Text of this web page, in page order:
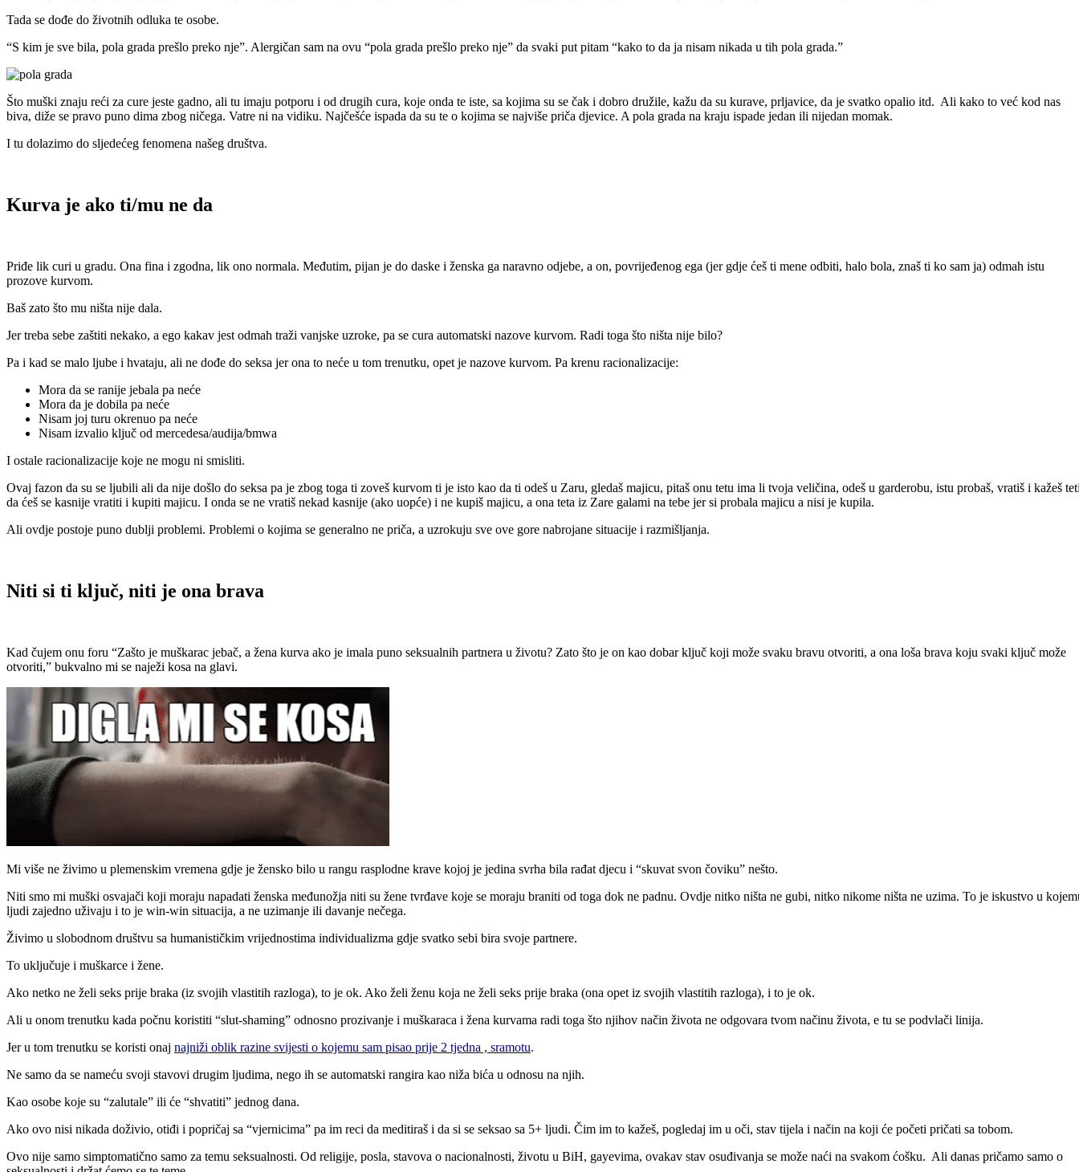
Tada se dođe do životnih odluka te osobe.
“S kim je sve bila, pola grada prešlo preko nje”. Alergičan sam na ovu “pola grada prešlo preko nje” da svaki put pitam “kako to da ja nisam nikada u tih pola grada.”
Što muški znaju reći za cure jeste gadno, ali tu imaju potporu i od drugih cura, koje onda te iste, sa kojima su se čak i dobro družile, kažu da su kurave, prljavice, da je svatko opalio itd. Ali kako to već kod nas
biva, diže se pravo puno dima zbog ničega. Vatre ni na vidiku. Najčešće ispada da su te o kojima se najviše priča djevice. A pola grada na kraju ispade jedan ili nijedan momak.
I tu dolazimo do sljedećeg fenomena našeg društva.
Kurva je ako ti/mu ne da
Priđe lik curi u gradu. Ona fina i zgodna, lik ono normala. Međutim, pijan je do daske i ženska ga naravno odjebe, a on, povrijeđenog ega (jer gdje ćeš ti mene odbiti, halo bola, znaš ti ko sam ja) odmah istu
prozove kurvom.
Baš zato što mu ništa nije dala.
Jer treba sebe zaštiti nekako, a ego kakav jest odmah traži vanjske uzroke, pa se cura automatski nazove kurvom. Radi toga što ništa nije bilo?
Pa i kad se malo ljube i hvataju, ali ne dođe do seksa jer ona to neće u tom trenutku, opet je nazove kurvom. Pa krenu racionalizacije:
Mora da se ranije jebala pa neće
Mora da je dobila pa neće
Nisam joj turu okrenuo pa neće
Nisam izvalio ključ od mercedesa/audija/bmwa
I ostale racionalizacije koje ne mogu ni smisliti.
Ovaj fazon da su se ljubili ali da nije došlo do seksa pa je zbog toga ti zoveš kurvom ti je isto kao da ti odeš u Zaru, gledaš majicu, pitaš onu tetu ima li tvoja veličina, odeš u garderobu, istu probaš, vratiš i kažeš
da ćeš se kasnije vratiti i kupiti majicu. I onda se ne vratiš nekad kasnije (ako uopće) i ne kupiš majicu, a ona teta iz Zare galami na tebe jer si probala majicu a nisi je kupila.
Ali ovdje postoje puno dublji problemi. Problemi o kojima se generalno ne priča, a uzrokuju sve ove gore nabrojane situacije i razmišljanja.
Niti si ti ključ, niti je ona brava
Kad čujem onu foru “Zašto je muškarac jebač, a žena kurva ako je imala puno seksualnih partnera u životu? Zato što je on kao dobar ključ koji može svaku bravu otvoriti, a ona loša brava koju svaki ključ može
otvoriti,” bukvalno mi se naježi kosa na glavi.
Mi više ne živimo u plemenskim vremena gdje je žensko bilo u rangu rasplodne krave kojoj je jedina svrha bila rađat djecu i “skuvat svon čoviku” nešto.
Niti smo mi muški osvajači koji moraju napadati ženska međunožja niti su žene tvrđave koje se moraju braniti od toga dok ne padnu. Ovdje nitko ništa ne gubi, nitko nikome ništa ne uzima. To je iskustvo u
ljudi zajedno uživaju i to je win-win situacija, a ne uzimanje ili davanje nečega.
Živimo u slobodnom društvu sa humanističkim vrijednostima individualizma gdje svatko sebi bira svoje partnere.
To uključuje i muškarce i žene.
Ako netko ne želi seks prije braka (iz svojih vlastitih razloga), to je ok. Ako želi ženu koja ne želi seks prije braka (ona opet iz svojih vlastitih razloga), i to je ok.
Ali u onom trenutku kada počnu koristiti “slut-shaming” odnosno prozivanje i muškaraca i žena kurvama radi toga što njihov način života ne odgovara tvom načinu života, e tu se podvlači linija.
Jer u tom trenutku se koristi onaj najniži oblik razine svijesti o kojemu sam pisao prije 2 tjedna , sramotu.
Ne samo da se nameću svoji stavovi drugim ljudima, nego ih se automatski rangira kao niža bića u odnosu na njih.
Kao osobe koje su “zalutale” ili će “shvatiti” jednog dana.
Ako ovo nisi nikada doživio, otiđi i popričaj sa “vjernicima” pa im reci da meditiraš i da si se seksao sa 5+ ljudi. Čim im to kažeš, pogledaj im u oči, stav tijela i način na koji će početi pričati sa tobom.
Ovo nije samo simptomatično samo za temu seksualnosti. Od religije, posla, stavova o nacionalnosti, životu u BiH, gayevima, ovakav stav osuđivanja se može naći na svakom ćošku. Ali danas pričamo samo o